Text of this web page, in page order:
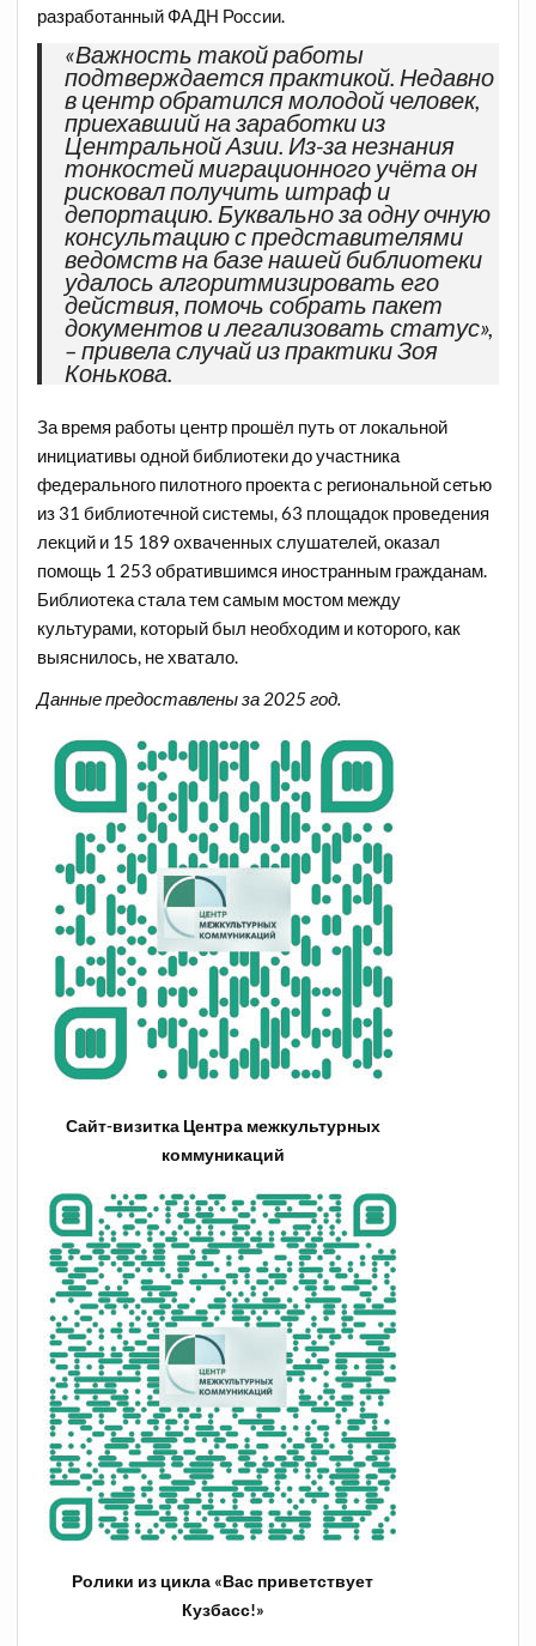
разработанный ФАДН России.
«Важность такой работы
подтверждается практикой. Недавно
в центробратился молодой человек,
приехавший на заработки из
Центральной Азии. Из-за незнания
тонкостей миграционного учёта он
рисковал получить штраф и
депортацию. Буквально за одну очную
консультацию с представителями
ведомств на базе нашей библиотеки
удалось алгоритмизировать его
действия, помочь собрать пакет
документов и легализовать статус»,
– привела случай из практики Зоя
Конькова.
За время работы центр прошёл путь от локальной
инициативы одной библиотеки доучастника
федерального пилотного проекта с региональной сетью
из 31 библиотечной системы, 63 площадок проведения
лекций и 15 189 охваченных слушателей, оказал
помощь 1 253 обратившимся иностранным гражданам.
Библиотека стала тем самым мостом между
культурами, который был необходим и которого, как
выяснилось, не хватало.
Данные предоставлены за 2025 год.
Сайт-визитка Центра межкультурных
коммуникаций
Ролики из цикла «Вас приветствует
Кузбасс!»